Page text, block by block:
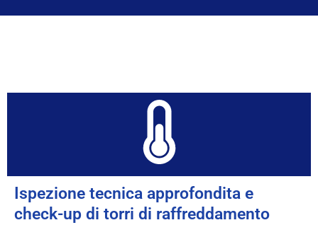
Ispezione tecnica approfondita e
check-up di torri di raffreddamento​​​